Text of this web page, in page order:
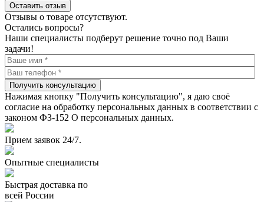
Оставить отзыв
Отзывы о товаре отсутствуют.
Остались вопросы?
Наши специалисты подберут решение точно под Ваши
задачи!
Получить консультацию
Нажимая кнопку "Получить консультацию", я даю своё
согласие на обработку персональных данных в соответствии с
законом ФЗ-152 О персональных данных.
Прием заявок 24/7.
Опытные специалисты
Быстрая доставка по
всей России